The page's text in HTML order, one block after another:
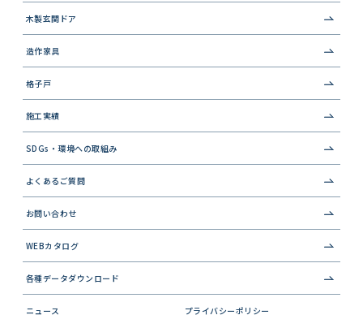
木製玄関ドア
造作家具
格子戸
施工実績
SDGs・環境への取組み
よくあるご質問
お問い合わせ
WEBカタログ
各種データダウンロード
ニュース プライバシーポリシー